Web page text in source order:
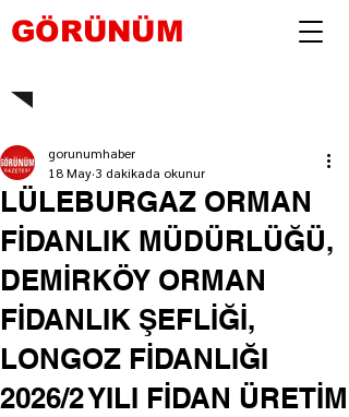
GÖRÜNÜM
LÜLEBURGAZ ORMAN
FİDANLIK MÜDÜRLÜĞÜ,
DEMİRKÖY ORMAN
FİDANLIK ŞEFLİĞİ,
LONGOZ FİDANLIĞI
2026/2 YILI FİDAN ÜRETİM
gorunumhaber
18 May 3 dakikada okunur